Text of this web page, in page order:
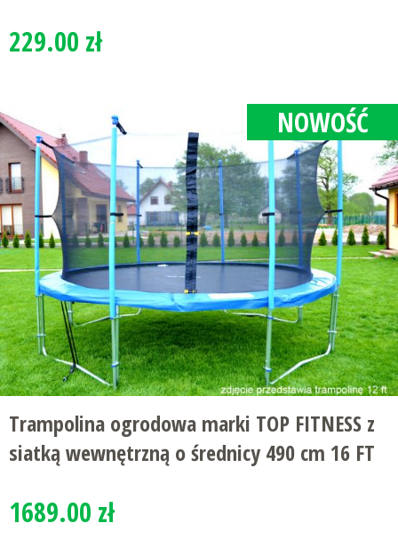
229.00 zł
NOWOŚĆ
Trampolina ogrodowa marki TOP FITNESS z
siatką wewnętrzną o średnicy 490 cm 16 FT
1689.00 zł